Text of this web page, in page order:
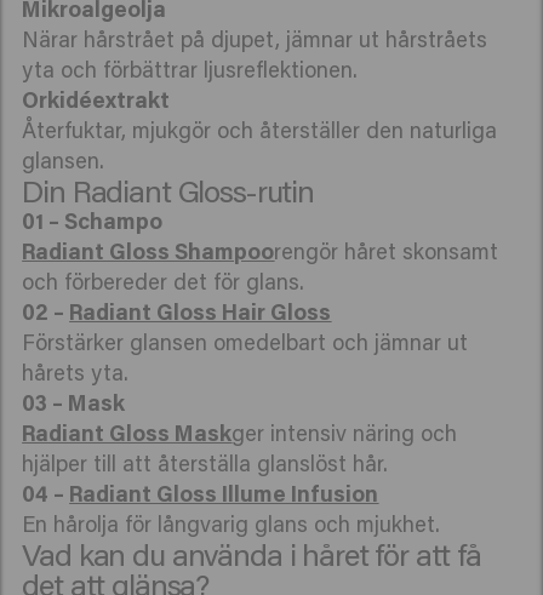
Närar hårstrået på djupet, jämnar ut hårstråets
yta och förbättrar ljusreflektionen.
Återfuktar, mjukgör och återställer den naturliga
glansen.
Din Radiant Gloss-rutin
Radiant Gloss Shampoorengör håret skonsamt
och förbereder det för glans.
02 – Radiant Gloss Hair Gloss
Förstärker glansen omedelbart och jämnar ut
hårets yta.
Radiant Gloss Maskger intensiv näring och
hjälper till att återställa glanslöst hår.
04 – Radiant Gloss Illume Infusion
En hårolja för långvarig glans och mjukhet.
Vad kan du använda i håret för att få
det att glänsa?